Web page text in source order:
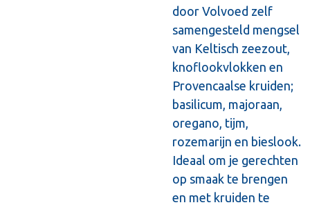
door Volvoed zelf
samengesteld mengsel
van Keltisch zeezout,
knoflookvlokken en
Provencaalse kruiden;
basilicum, majoraan,
oregano, tijm,
rozemarijn en bieslook.
Ideaal om je gerechten
op smaak te brengen
en met kruiden te